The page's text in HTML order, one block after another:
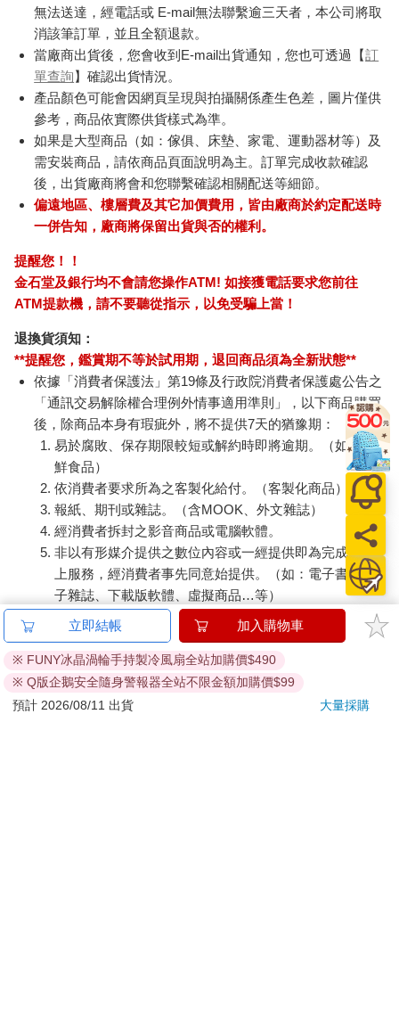
無法送達，經電話或 E-mail無法聯繫逾三天者，本公司將取
消該筆訂單，並且全額退款。
當廠商出貨後，您會收到E-mail出貨通知，您也可透過【訂
單查詢】確認出貨情況。
產品顏色可能會因網頁呈現與拍攝關係產生色差，圖片僅供
參考，商品依實際供貨樣式為準。
如果是大型商品（如：傢俱、床墊、家電、運動器材等）及
需安裝商品，請依商品頁面說明為主。訂單完成收款確認
後，出貨廠商將會和您聯繫確認相關配送等細節。
偏遠地區、樓層費及其它加價費用，皆由廠商於約定配送時
一併告知，廠商將保留出貨與否的權利。
提醒您！！
金石堂及銀行均不會請您操作ATM! 如接獲電話要求您前往
ATM提款機，請不要聽從指示，以免受騙上當！
退換貨須知：
**提醒您，鑑賞期不等於試用期，退回商品須為全新狀態**
依據「消費者保護法」第19條及行政院消費者保護處公告之
「通訊交易解除權合理例外情事適用準則」，以下商品購買
後，除商品本身有瑕疵外，將不提供7天的猶豫期：
易於腐敗、保存期限較短或解約時即將逾期。（如：生
鮮食品）
依消費者要求所為之客製化給付。（客製化商品）
報紙、期刊或雜誌。（含MOOK、外文雜誌）
經消費者拆封之影音商品或電腦軟體。
非以有形媒介提供之數位內容或一經提供即為完成之線
上服務，經消費者事先同意始提供。（如：電子書、電
子雜誌、下載版軟體、虛擬商品…等）
已拆封之個人衛生用品。（如：內衣褲、刮鬍刀、除毛
刀…等）
若非上列種類商品，均享有到貨7天的猶豫期（含例假
日）。
辦理退換貨時，商品（組合商品恕無法接受單獨退貨）必須
立即結帳 加入購物車
※ FUNY冰晶渦輪手持製冷風扇全站加購價$490
※ Q版企鵝安全隨身警報器全站不限金額加購價$99
預計 2026/08/11 出貨
大量採購